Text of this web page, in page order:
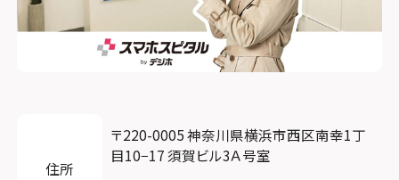
住所
〒220-0005 神奈川県横浜市西区南幸1丁
目10−17 須賀ビル3Ａ号室